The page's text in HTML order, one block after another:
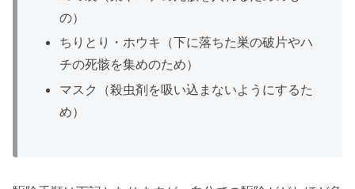
の）
ちりとり・ホウキ（下に落ちた巣の破片やハ
チの死骸を集めのため）
マスク（殺虫剤を吸い込まないようにするた
め）